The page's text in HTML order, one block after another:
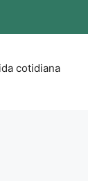
cotidiana